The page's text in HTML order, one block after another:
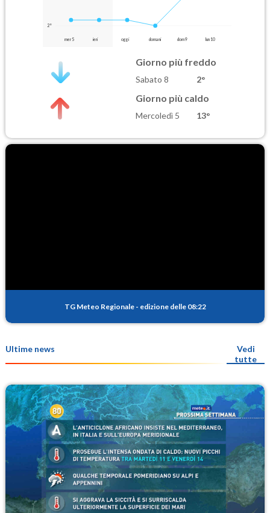
2°
mer 5 ieri oggi domani dom 9 lun 10
Giorno più freddo
Sabato 8 2°
Giorno più caldo
Mercoledì 5 13°
TG Meteo Regionale - edizione delle 08:22
Ultime news
Vedi
tutte